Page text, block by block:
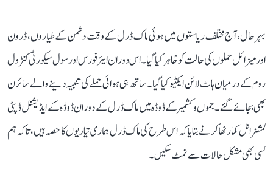
بہرحال، آج مختلف ریاستوں میں ہوئی ماک ڈرل کے وقت دشمن کے طیاروں، ڈرون
اور میزائل حملوں کی حالت کو ظاہر کیا گیا۔ اس دوران ایئر فورس اور سول سیکورٹی کنٹرول
روم کے درمیان ہاٹ لائن ایکٹیو کیا گیا۔ ساتھ ہی ہوائی حملے کی تنبیہ دینے والے سائرن
بھی بجائے گئے۔ جموں و کشمیر کے ڈوڈہ میں ماک ڈرل کے دوران ڈوڈہ کے ایڈیشنل ڈپٹی
کمشنر انل کمار ٹھاکر نے بتایا کہ اس طرح کی ماک ڈرل ہماری تیاریوں کا حصہ ہیں، تاکہ ہم
کسی بھی مشکل حالات سے نمٹ سکیں۔